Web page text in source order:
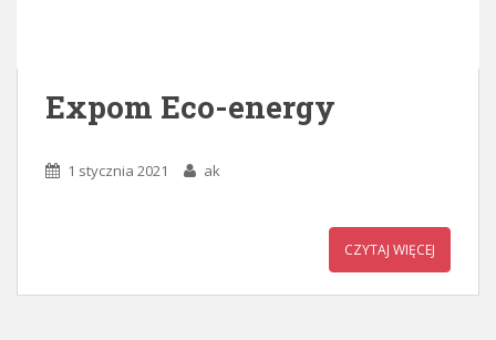
Expom Eco-energy
1 stycznia 2021 ak
CZYTAJ WIĘCEJ